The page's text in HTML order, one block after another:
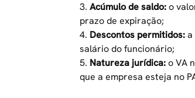
3. Acúmulo de saldo:o
prazo de expiração;
4. Descontos permitidos:a
salário do funcionário;
5. Natureza jurídica:o VA
que a empresa esteja no